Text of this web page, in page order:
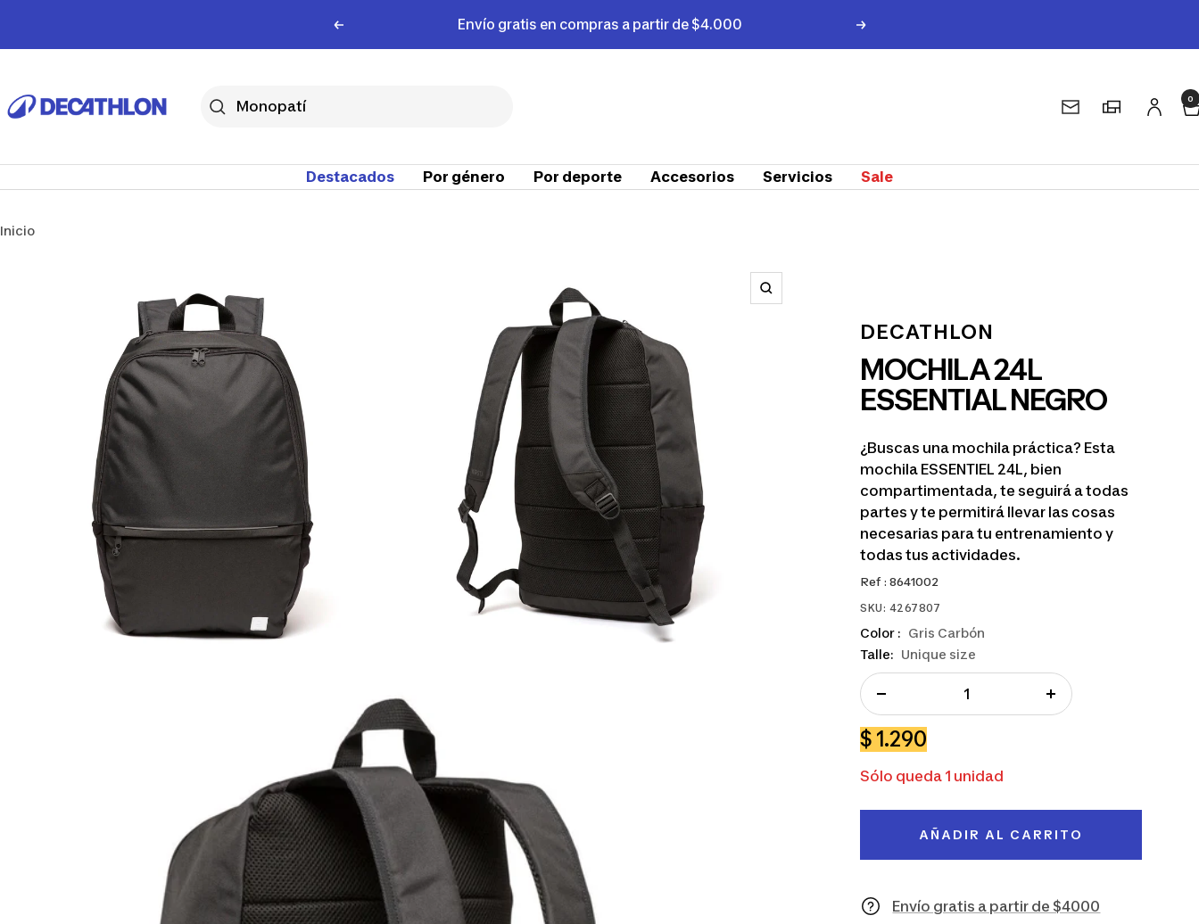
Anterior Envío gratis en compras a partir de $4.000 Siguiente
Uruguay
Contáctanos
Magasins 0
Destacados Por género Por deporte Accesorios Servicios Sale
Inicio
Zoom
DECATHLON
MOCHILA 24L
ESSENTIAL NEGRO
¿Buscas una mochila práctica? Esta
mochila ESSENTIEL 24L, bien
compartimentada, te seguirá a todas
partes y te permitirá llevar las cosas
necesarias para tu entrenamiento y
todas tus actividades.
Ref : 8641002
SKU: 4267807
Talle: Unique size
Color : Gris Carbón
cantidad
Aumentar
Precio
de
venta
$ 1.290
Sólo queda 1 unidad
AÑADIR AL CARRITO
Envío gratis a partir de $4000